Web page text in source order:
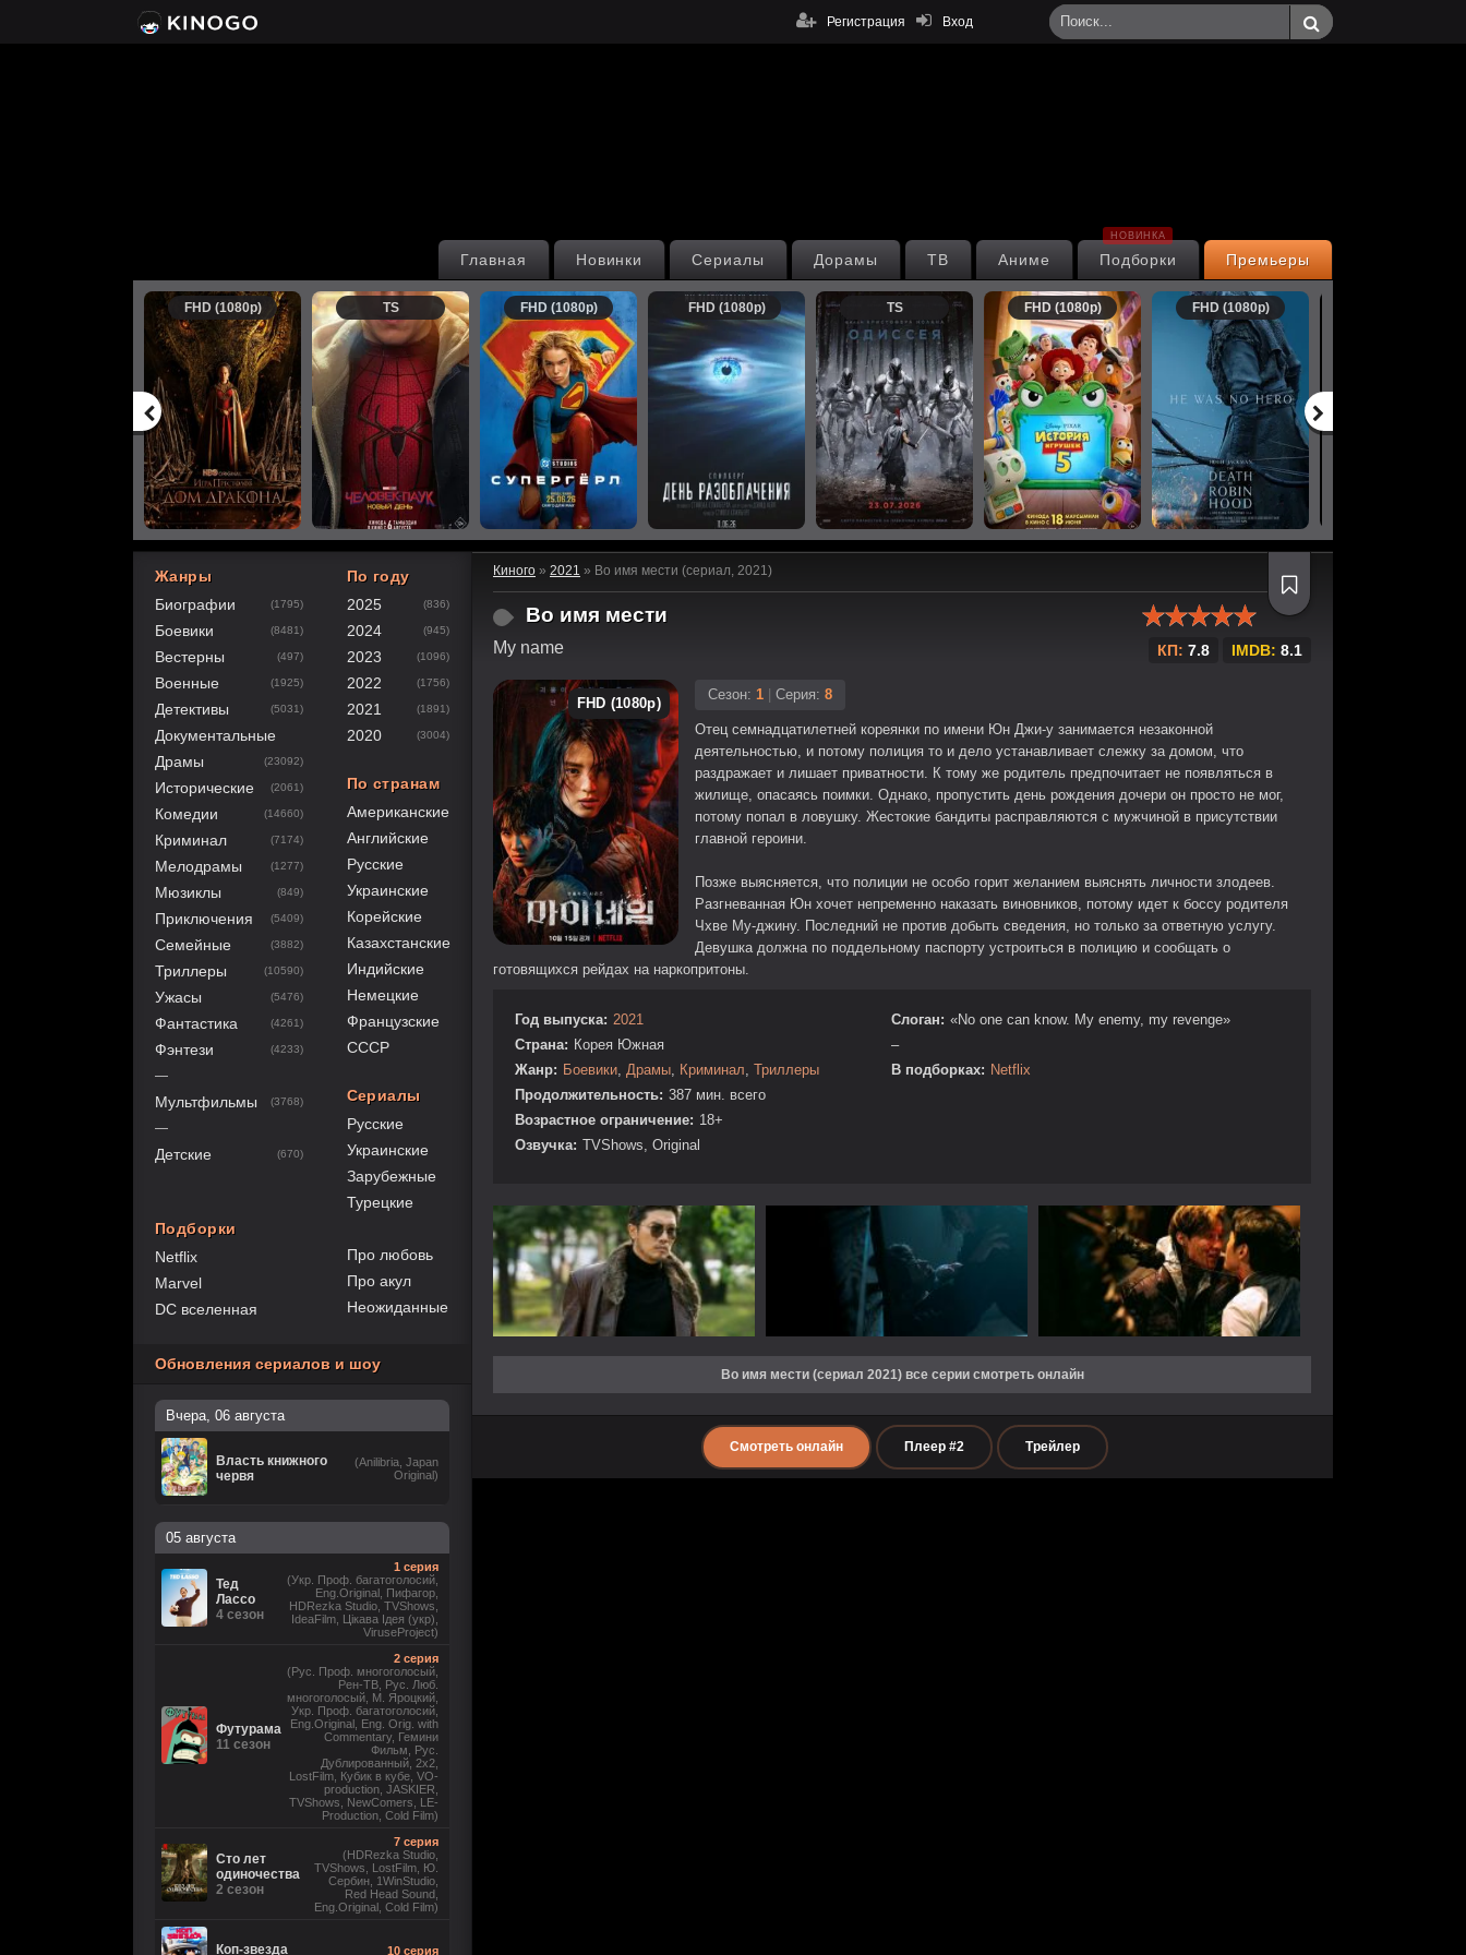
Вход
Регистрация
Премьеры
Подборки
НОВИНКА
Аниме
ТВ
Дорамы
Сериалы
Новинки
Главная
FHD (1080p) TS FHD (1080p) FHD (1080p) TS FHD (1080p) FHD (1080p)
Киного » 2021 » Во имя мести (сериал, 2021)
Во имя мести
My name
100
1 2 3 4
КП: 7.8 IMDB: 8.1
FHD (1080p)
Сезон: 1 Серия: 8
Отец семнадцатилетней кореянки по имени Юн Джи-у занимается незаконной
деятельностью, и потому полиция то и дело устанавливает слежку за домом, что
раздражает и лишает приватности. К тому же родитель предпочитает не появляться в
жилище, опасаясь поимки. Однако, пропустить день рождения дочери он просто не мог,
потому попал в ловушку. Жестокие бандиты расправляются с мужчиной в присутствии
главной героини.
Позже выясняется, что полиции не особо горит желанием выяснять личности злодеев.
Разгневанная Юн хочет непременно наказать виновников, потому идет к боссу родителя
Чхве Му-джину. Последний не против добыть сведения, но только за ответную услугу.
Девушка должна по поддельному паспорту устроиться в полицию и сообщать о
готовящихся рейдах на наркопритоны.
Год выпуска: 2021
Страна: Корея Южная
Жанр: Боевики, Драмы, Криминал, Триллеры
Продолжительность: 387 мин. всего
Возрастное ограничение: 18+
Озвучка: TVShows, Original
Слоган: «No one can know. My enemy, my revenge»
–
В подборках: Netflix
Во имя мести (сериал 2021) все серии смотреть онлайн
Смотреть онлайн Плеер #2 Трейлер
Жанры
Биографии
(1795)
Боевики (8481)
Вестерны (497)
Военные (1925)
Детективы (5031)
Документальные
Драмы
(23092)
Исторические (2061)
Комедии (14660)
Криминал (7174)
Мелодрамы (1277)
Мюзиклы (849)
Приключения (5409)
Семейные (3882)
Триллеры (10590)
Ужасы (5476)
Фантастика (4261)
Фэнтези (4233)
—
Мультфильмы (3768)
—
Детские (670)
Подборки
Netflix
Marvel
DC вселенная
По году
2025
(836)
2024 (945)
2023 (1096)
2022 (1756)
2021 (1891)
2020 (3004)
По странам
Американские
Английские
Русские
Украинские
Корейские
Казахстанские
Индийские
Немецкие
Французские
СССР
Сериалы
Русские
Украинские
Зарубежные
Турецкие
Про любовь
Про акул
Неожиданные
Обновления сериалов и шоу
Вчера, 06 августа
Власть книжного
червя
(Anilibria, Japan
Original)
05 августа
Тед
Лассо
4 сезон
1 серия
(Укр. Проф. багатоголосий,
Eng.Original, Пифагор,
HDRezka Studio, TVShows,
IdeaFilm, Цікава Ідея (укр),
ViruseProject)
Футурама
11 сезон
2 серия
(Рус. Проф. многоголосый,
Рен-ТВ, Рус. Люб.
многоголосый, М. Яроцкий,
Укр. Проф. багатоголосий,
Eng.Original, Eng. Orig. with
Commentary, Гемини
Фильм, Рус.
Дублированный, 2x2,
LostFilm, Кубик в кубе, VO-
production, JASKIER,
TVShows, NewComers, LE-
Production, Cold Film)
Сто лет
одиночества
2 сезон
7 серия
(HDRezka Studio,
TVShows, LostFilm, Ю.
Сербин, 1WinStudio,
Red Head Sound,
Eng.Original, Cold Film)
Коп-звезда
10 серия